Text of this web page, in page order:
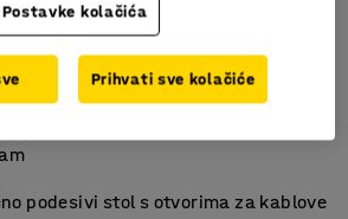
visine stola
podesivi stol s otvorima za kablove
Postavke kolačića
Prihvati sve kolačiće